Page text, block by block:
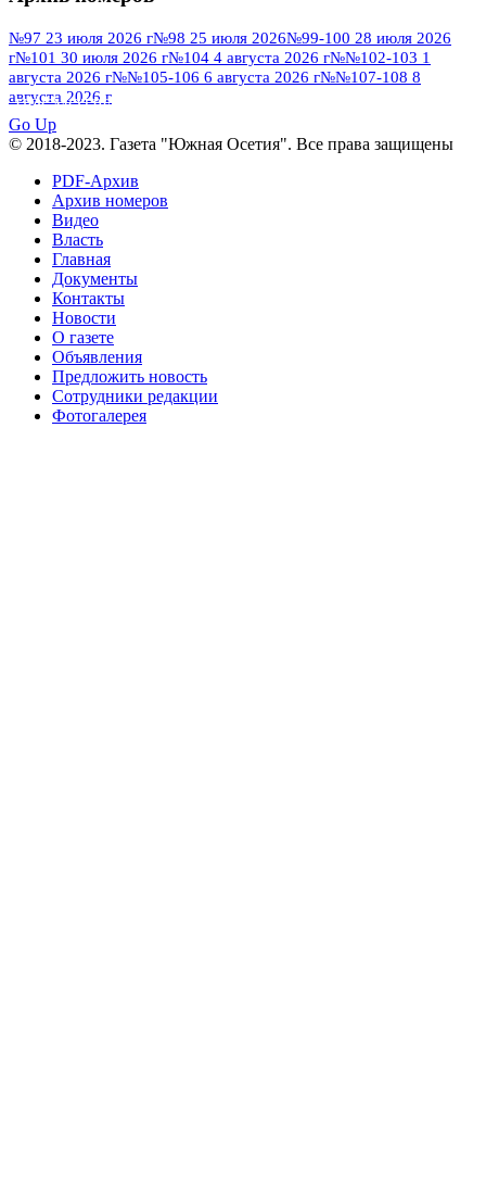
№95 28 июля 2016 г №95+96 3 августа
2013 г№96 6 июля 2017 г№96 9 августа
2012 г №96 28 июля 2015 г
№96+97 30 июля 2016 г
№97 11 августа 2012 г
№97 30 июля 2015 г
№98 2 августа 2016 г
августа 2013 г
№98+99 11 июля 2017 г
августа 2016 г
августа 2012 г
№97 23 июля 2026 г№98 25 июля 2026№99-100 28 июля 2026
г№101 30 июля 2026 г№104 4 августа 2026 г№№102-103 1
августа 2026 г№№105-106 6 августа 2026 г№№107-108 8
августа 2026 г
ПОСМОТРЕТЬ ВСЕ
Go Up
© 2018-2023. Газета "Южная Осетия". Все права защищены
PDF-Архив
Архив номеров
Видео
Власть
Главная
Документы
Контакты
Новости
О газете
Объявления
Предложить новость
Сотрудники редакции
Фотогалерея